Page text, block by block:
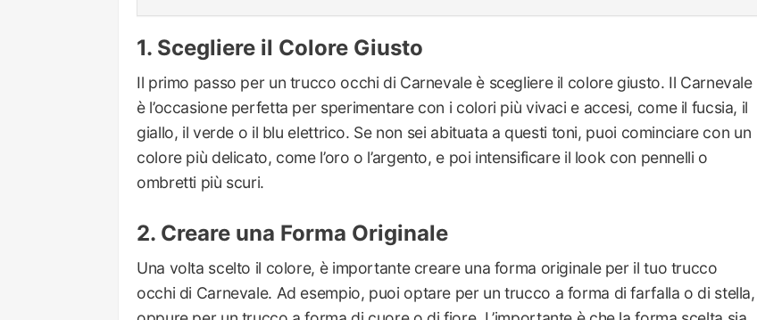
Scegliere il Colore Giusto
Il primo passo per un trucco occhi di Carnevale è scegliere il colore giusto. Il Carnevale
è l’occasione perfetta per sperimentare con i colori più vivaci e accesi, come il fucsia, il
giallo, il verde o il blu elettrico. Se non sei abituata a questi toni, puoi cominciare con un
colore più delicato, come l’oro o l’argento, e poi intensificare il look con pennelli o
ombretti più scuri.
Creare una Forma Originale
Una volta scelto il colore, è importante creare una forma originale per il tuo trucco
occhi di Carnevale. Ad esempio, puoi optare per un trucco a forma di farfalla o di stella,